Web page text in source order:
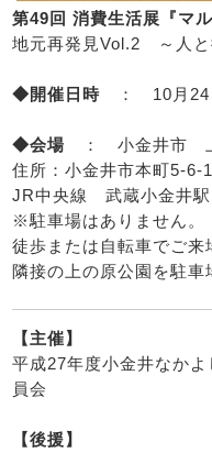
第49回 消費生活展『マ
地元再発見Vol.2 ～人と
◆開催日時 ： 10月24
◆会場 ： 小金井市
住所：小金井市本町5-6-
JR中央線 武蔵小金井
※駐車場はありません。
徒歩または自転車でご来
隣接の上の原公園を駐車
【主催】
平成27年度小金井なか
員会
【後援】